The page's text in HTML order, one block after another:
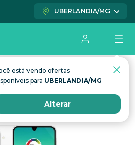
UBERLANDIA/MG
está vendo ofertas
para UBERLANDIA/MG
Alterar
Galaxy A26